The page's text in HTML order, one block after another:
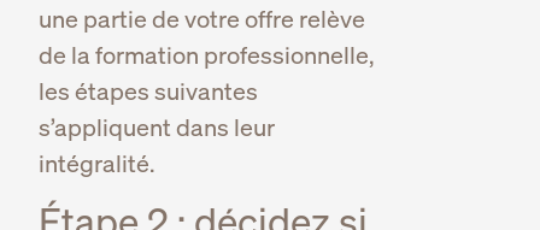
une partie de votre offre relève
de la formation professionnelle,
les étapes suivantes
s’appliquent dans leur
intégralité.